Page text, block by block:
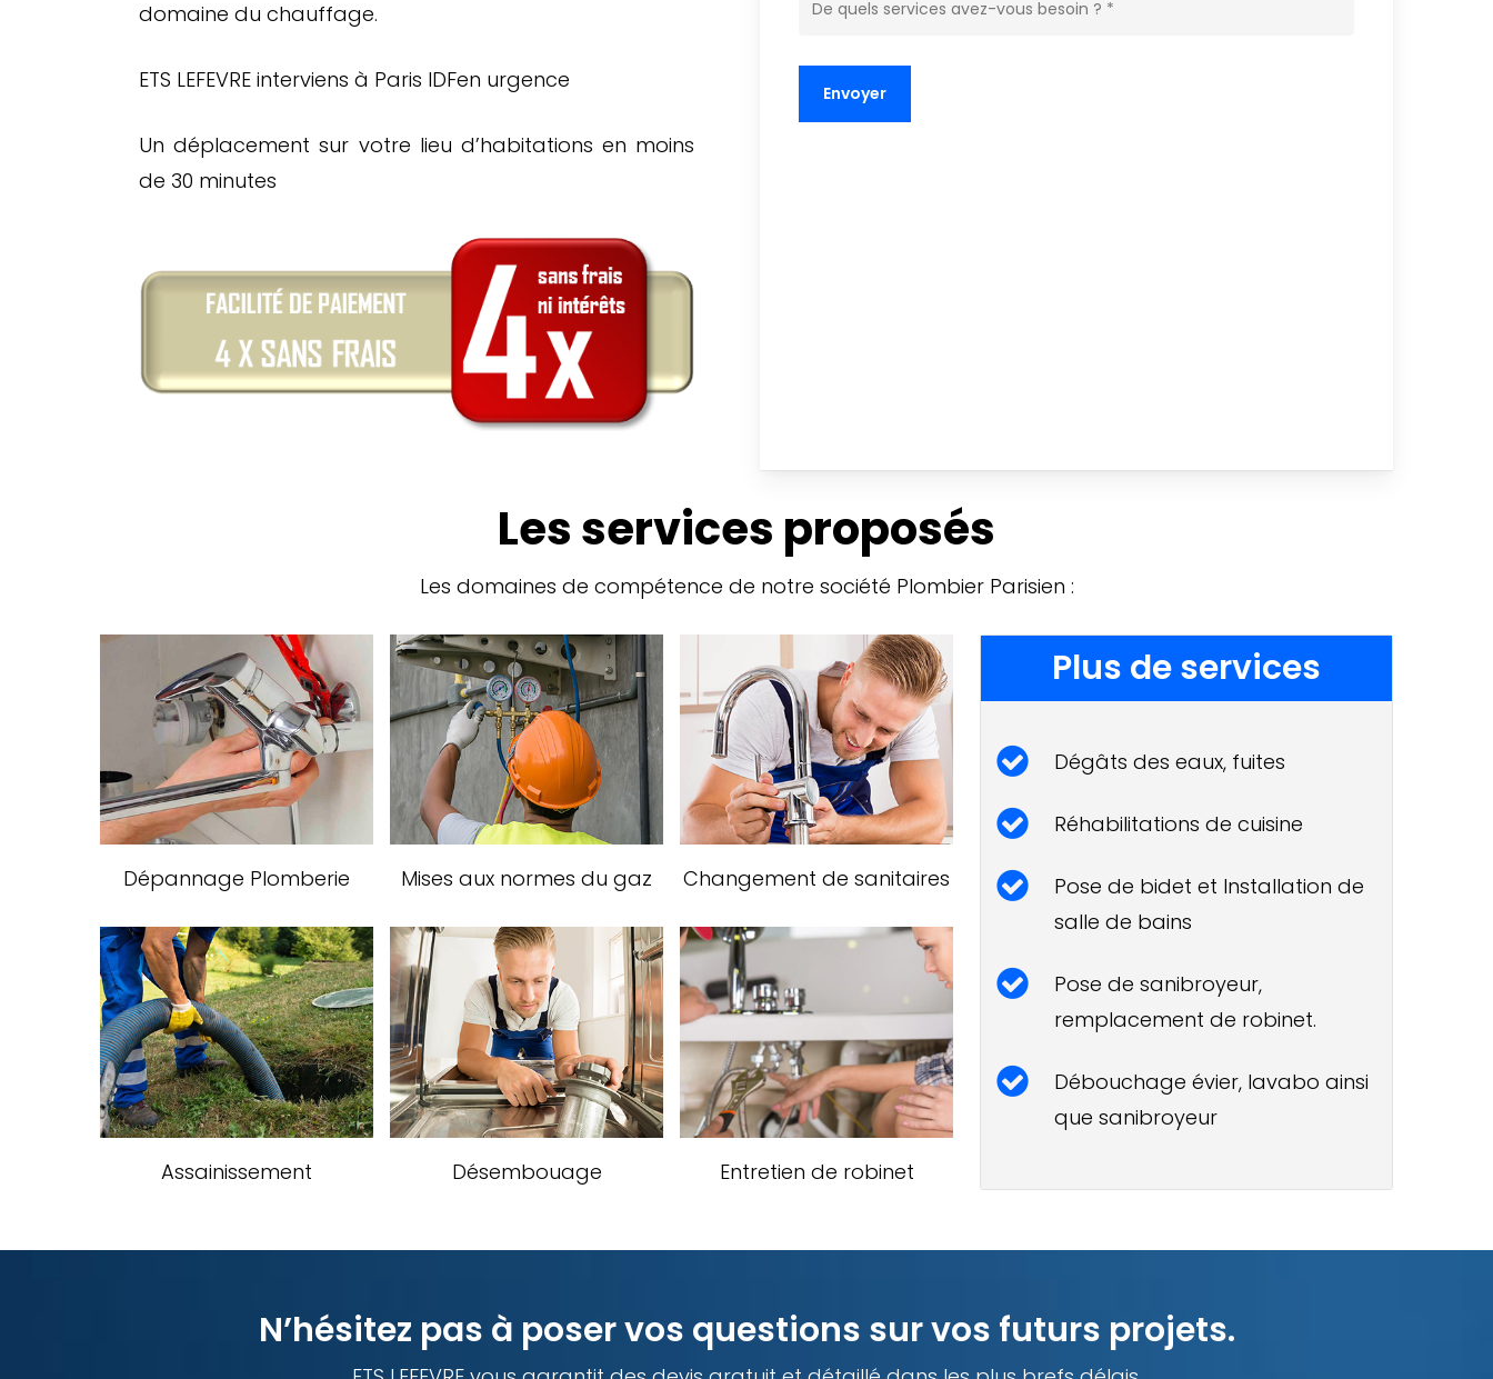
domaine du chauffage.
ETS LEFEVRE interviens à Paris IDFen urgence
Un déplacement sur votre lieu d’habitations en moins
de 30 minutes
Les services proposés
Les domaines de compétence de notre société Plombier Parisien :
Dépannage Plomberie Mises aux normes du gaz Changement de sanitaires
Assainissement Désembouage Entretien de robinet
Plus de services
Dégâts des eaux, fuites
Réhabilitations de cuisine
Pose de bidet et Installation de
salle de bains
Pose de sanibroyeur,
remplacement de robinet.
Débouchage évier, lavabo ainsi
que sanibroyeur
N’hésitez pas à poser vos questions sur vos futurs projets.